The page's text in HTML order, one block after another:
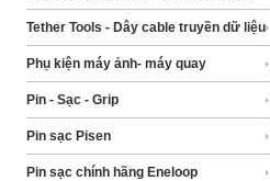
Tether Tools - Dây cable truyền dữ liệu
Phụ kiện máy ảnh- máy quay
Pin - Sạc - Grip
Pin sạc Pisen
Pin sạc chính hãng Eneloop